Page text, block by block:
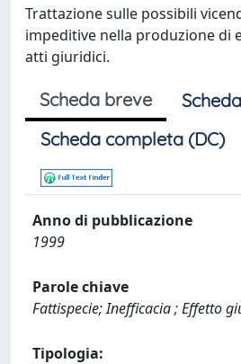
Trattazione sulle possibili
impeditive nella produzione di
atti giuridici.
Scheda breve
Scheda completa (DC)
Anno di pubblicazione
1999
Parole chiave
Fattispecie; Inefficacia ; Effetto
Tipologia: